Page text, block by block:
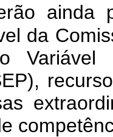
ainda
da
Variável